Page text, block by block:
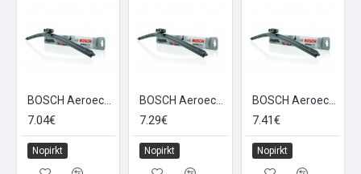
BOSCH Aeroeco auto logu slotiņa 450mm
7.04€
Nopirkt
7.29€
Nopirkt
BOSCH Aeroeco auto logu slotiņa 500mm
7.41€
Nopirkt